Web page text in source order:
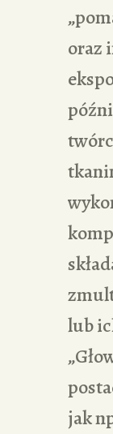
oraz
lub
jak